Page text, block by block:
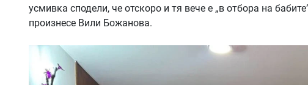
усмивка сподели, че отскоро и тя вече е „в отбора на
произнесе Вили Божанова.